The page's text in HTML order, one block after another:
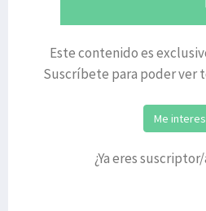
Este contenido es
Suscríbete para poder ver
Me
¿Ya eres